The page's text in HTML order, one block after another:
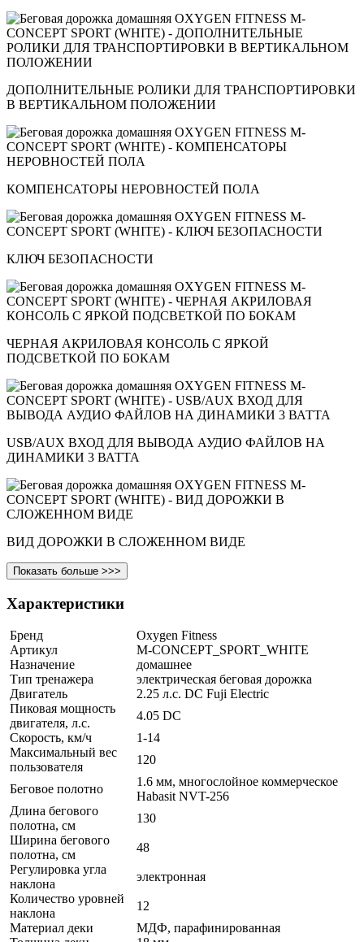
ДОПОЛНИТЕЛЬНЫЕ РОЛИКИ ДЛЯ ТРАНСПОРТИРОВКИ
В ВЕРТИКАЛЬНОМ ПОЛОЖЕНИИ
КОМПЕНСАТОРЫ НЕРОВНОСТЕЙ ПОЛА
КЛЮЧ БЕЗОПАСНОСТИ
ЧЕРНАЯ АКРИЛОВАЯ КОНСОЛЬ С ЯРКОЙ
ПОДСВЕТКОЙ ПО БОКАМ
USB/AUX ВХОД ДЛЯ ВЫВОДА АУДИО ФАЙЛОВ НА
ДИНАМИКИ 3 ВАТТА
ВИД ДОРОЖКИ В СЛОЖЕННОМ ВИДЕ
Показать больше >>>
Характеристики
Бренд
Oxygen Fitness
Артикул
M-CONCEPT_SPORT_WHITE
Назначение
домашнее
Тип тренажера
электрическая беговая дорожка
Двигатель
2.25 л.с. DC Fuji Electric
Пиковая мощность
двигателя, л.с.
4.05 DC
Скорость, км/ч
1-14
Максимальный вес
пользователя
120
Беговое полотно
1.6 мм, многослойное коммерческое
Habasit NVT-256
Длина бегового
полотна, см
130
Ширина бегового
полотна, см
48
Регулировка угла
наклона
электронная
Количество уровней
наклона
12
Материал деки
МДФ, парафинированная